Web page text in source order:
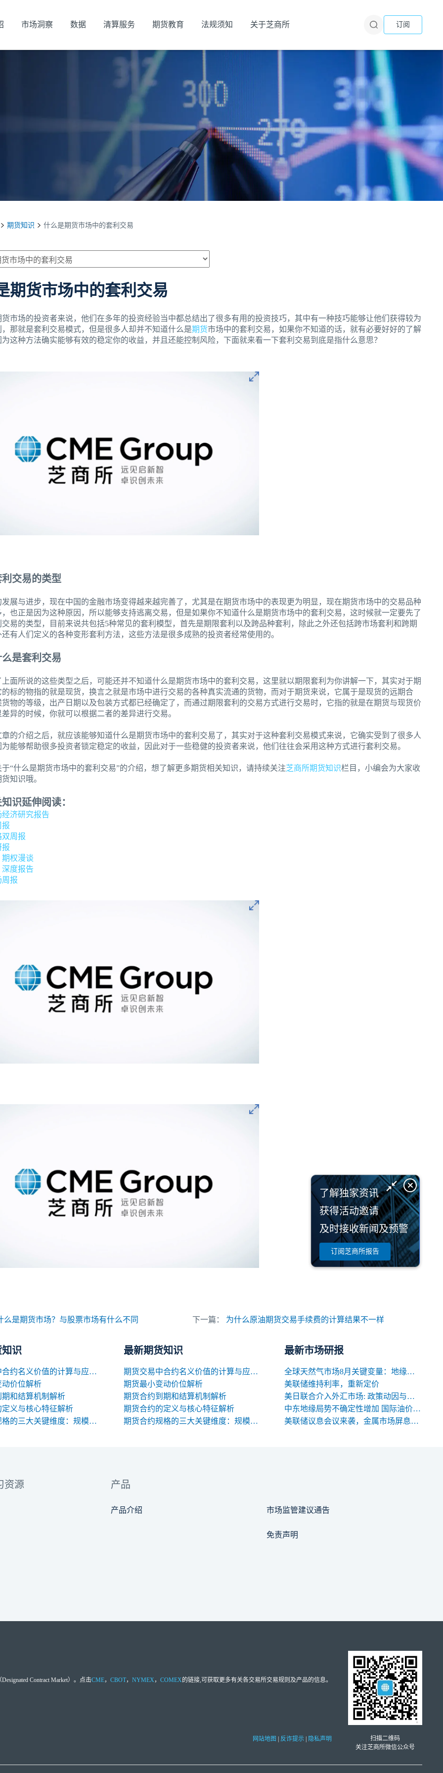
市场洞察 数据 清算服务 期货教育 法规须知 关于芝商所 订阅
期货知识 什么是期货市场中的套利交易
期货市场中的套利交易
市场的投资者来说，他们在多年的投资经验当中都总结出了很多有用的投资技巧，其中有一种技巧能够让他们获得较为
那就是套利交易模式，但是很多人却并不知道什么是期货市场中的套利交易，如果你不知道的话，就有必要好好的了解
这种方法确实能够有效的稳定你的收益，并且还能控制风险，下面就来看一下套利交易到底是指什么意思？
交易的类型
展与进步，现在中国的金融市场变得越来越完善了，尤其是在期货市场中的表现更为明显，现在期货市场中的交易品种
也正是因为这种原因，所以能够支持逃离交易，但是如果你不知道什么是期货市场中的套利交易，这时候就一定要先了
易的类型，目前来说共包括5种常见的套利模型，首先是期限套利以及跨品种套利，除此之外还包括跨市场套利和跨期
有人们定义的各种变形套利方法，这些方法是很多成熟的投资者经常使用的。
是套利交易
面所说的这些类型之后，可能还并不知道什么是期货市场中的套利交易，这里就以期限套利为你讲解一下，其实对于期
标的物指的就是现货，换言之就是市场中进行交易的各种真实流通的货物，而对于期货来说，它属于是现货的远期合
物的等级，出产日期以及包装方式都已经确定了，而通过期限套利的交易方式进行交易时，它指的就是在期货与现货价
异的时候，你就可以根据二者的差异进行交易。
的介绍之后，就应该能够知道什么是期货市场中的套利交易了，其实对于这种套利交易模式来说，它确实受到了很多人
能够帮助很多投资者锁定稳定的收益，因此对于一些稳健的投资者来说，他们往往会采用这种方式进行套利交易。
“什么是期货市场中的套利交易”的介绍，想了解更多期货相关知识，请持续关注芝商所期货知识栏目，小编会为大家收
知识哦。
识延伸阅读：
济研究报告
报
周报
报
权漫谈
度报告
周报
么是期货市场？与股票市场有什么不同 下一篇： 为什么原油期货交易手续费的计算结果不一样
识
期货交易中合约名义价值的计算与应用解析
价位解析
和结算机制解析
义与核心特征解析
期货合约规格的三大关键维度：规模、交割与标准化
最新期货知识
期货交易中合约名义价值的计算与应用解析
期货最小变动价位解析
期货合约到期和结算机制解析
期货合约的定义与核心特征解析
期货合约规格的三大关键维度：规模、交割与标准化
最新市场研报
全球天然气市场8月关键变量：地缘、天气与库存
美联储维持利率，重新定价
美日联合介入外汇市场: 政策动因与中长期影响
中东地缘局势不确定性增加 国际油价高位震荡
美联储议息会议来袭，金属市场屏息以待
了解独家资讯
获得活动邀请
及时接收新闻及预警
订阅芝商所报告
资源 产品
产品介绍 市场监管建议通告
免责声明
Contract Market）。点击CME， CBOT， NYMEX ， COMEX的链接,可获取更多有关各交易所交易规则及产品的信息。
网站地图 | 反诈提示 | 隐私声明
扫描二维码
关注芝商所微信公众号